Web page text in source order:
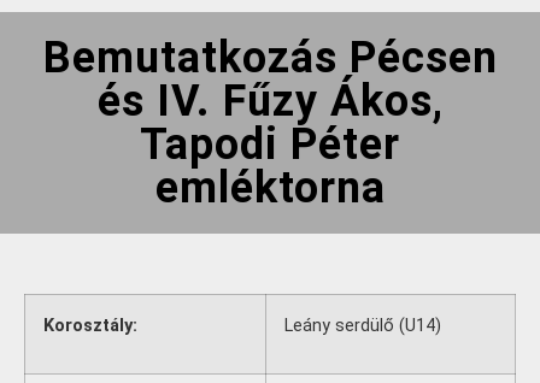
Bemutatkozás Pécsen
és IV. Fűzy Ákos,
Tapodi Péter
emléktorna
Korosztály: Leány serdülő (U14)